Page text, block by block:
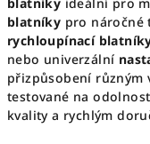
blatníky pro náročné
rychloupínací
nebo univerzální
přizpůsobení různým
testované na
kvality a rychlým